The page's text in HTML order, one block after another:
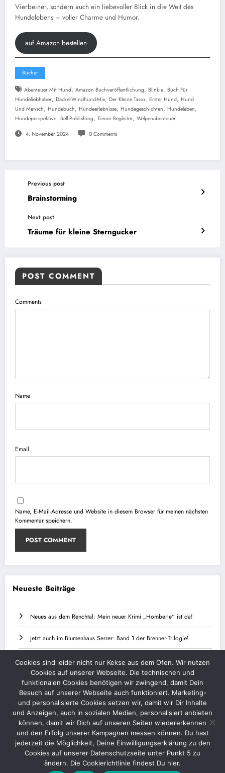
Vierbeiner, sondern auch ein liebevoller Blick in die Welt des
Hundelebens – voller Charme und Humor.
auf Amazon bestellen
Bücher
Abenteuer Mit Hund, Amazon Buchveröffentlichung, Blinkie, Buch Für
Hundeliebhaber, Dackel-Windhund-Mix, Der Kleine Tasso, Erster Hund, Hund
Und Mensch, Hundebuch, Hundeerlebnisse, Hundegeschichten, Hundeleben,
Hundeperspektive, Self-Publishing, Treuer Begleiter, Welpenabenteuer
4. November 2024 0 Comments
Previous post
Brainstorming
Next post
Träume für kleine Sterngucker
POST COMMENT
Comments
Name
Email
Name, E-Mail-Adresse und Website in diesem Browser für meinen nächsten
Kommentar speichern.
Neueste Beiträge
Neues aus dem Renchtal: Mein neuer Krimi „Homberle“ ist da!
Jetzt auch im Blumenhaus Serrer: Band 1 der Brenner-Trilogie!
Band 3 ist da – und schon ein echter Erfolg!
Ulmer Polizeiäpfel und Genussmomente im Bistro Simplex
Am 25. Januar 2025 ist es wieder so weit – meine zweite Buchlesung
steht an!
Kontakt Datenschutz Impressum
Cookies sind leider nicht nur Kekse aus dem Ofen. Wir nutzen
Cookies auf unserer Webseite. Die technischen und
funktionalen Cookies benötigen wir zwingend, damit Dein
Besuch auf unserer Webseite auch funktioniert. Marketing-
und personalisierte Cookies setzen wir, damit wir Dir Inhalte
und Anzeigen, auch in sozialen Medien, personalisiert anbieten
können, damit wir Dich auf unseren Seiten wiedererkennen
und den Erfolg unserer Kampagnen messen können. Du hast
jederzeit die Möglichkeit, Deine Einwilligungserklärung zu den
Cookies auf unserer Datenschutzseite unter Punkt 5 zu
ändern. Die Cookierichtlinie findest Du hier.